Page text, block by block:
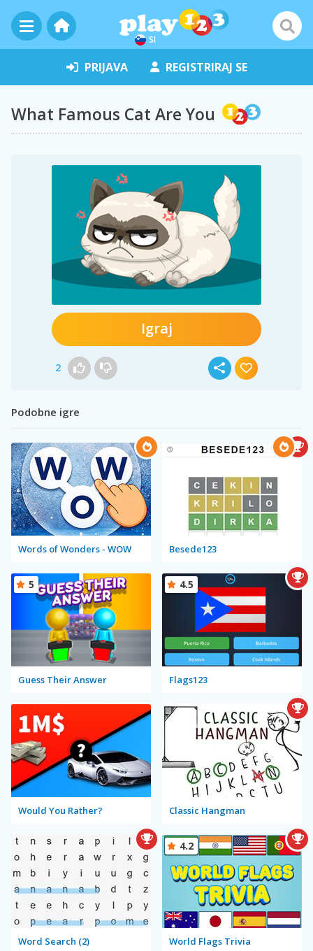
SI
PRIJAVA REGISTRIRAJ SE
What Famous Cat Are You
Igraj
2
Podobne igre
Words of Wonders - WOW Besede123
Guess Their Answer
5
Flags123
4.5
Would You Rather? Classic Hangman
Word Search (2) World Flags Trivia
4.2